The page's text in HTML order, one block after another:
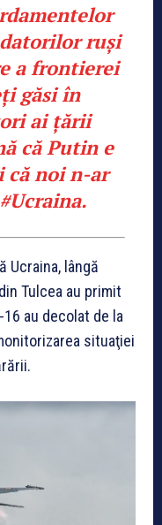
ruși
a frontierei
găsi în
ai țării
că Putin e
că noi n-ar
#Ucraina.
Ucraina, lângă
Tulcea au primit
au decolat de la
situaţiei